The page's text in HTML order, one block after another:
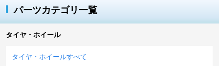
パーツカテゴリ一覧
タイヤ・ホイール
タイヤ・ホイールすべて